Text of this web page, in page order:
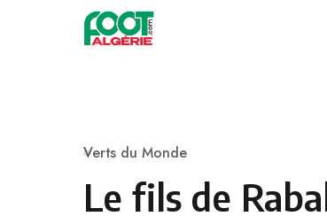
Skip to content
Category
Verts du Monde
Le fils de